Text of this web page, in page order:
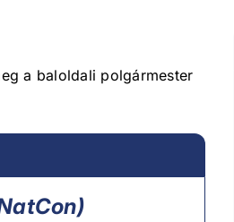
a baloldali polgármester